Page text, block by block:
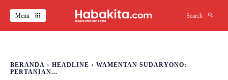
Menu Search
BERANDA HEADLINE
WAMENTAN SUDARYONO:
PERTANIAN...